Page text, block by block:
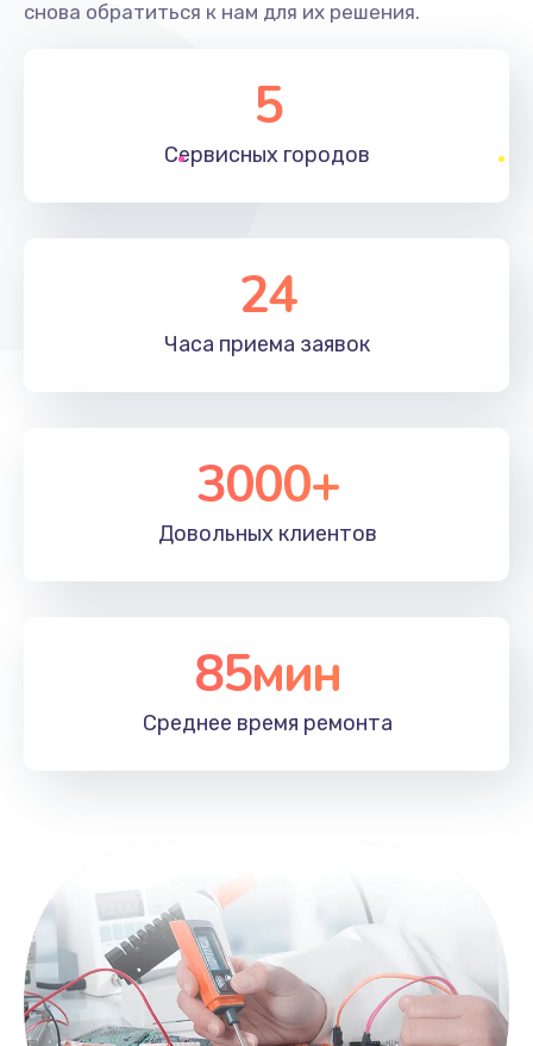
снова обратиться к нам для их решения.
5
Сервисных городов
24
Часа приема заявок
3000+
Довольных клиентов
85мин
Среднее время ремонта